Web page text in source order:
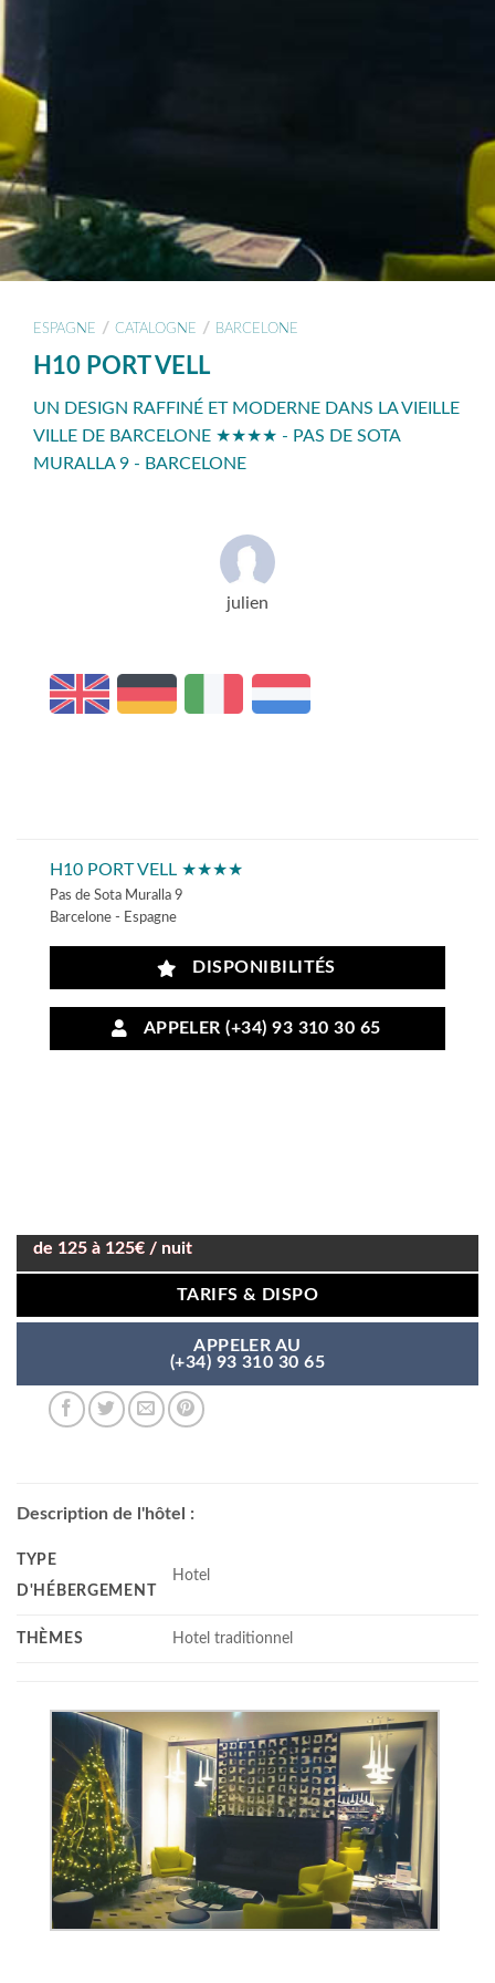
ESPAGNE / CATALOGNE / BARCELONE
H10 PORT VELL
UN DESIGN RAFFINÉ ET MODERNE DANS LA VIEILLE
VILLE DE BARCELONE ★★★★ - PAS DE SOTA
MURALLA 9 - BARCELONE
julien
H10 PORT VELL ★★★★
Pas de Sota Muralla 9
Barcelone - Espagne
DISPONIBILITÉS
APPELER (+34) 93 310 30 65
de 125 à 125€ / nuit
TARIFS & DISPO
APPELER AU
(+34) 93 310 30 65
Description de l'hôtel :
TYPE
D'HÉBERGEMENT
Hotel
THÈMES Hotel traditionnel